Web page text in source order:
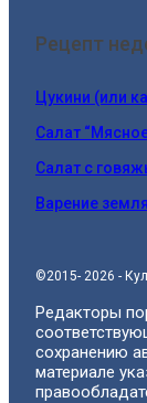
Рецепт
Цукини (или
Салат
Салат с
Варение
©2015- 2026 -
Редакторы
сохранению
материале